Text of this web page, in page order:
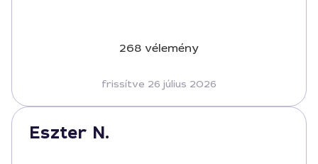
268 vélemény
frissítve 26 július 2026
Eszter N.